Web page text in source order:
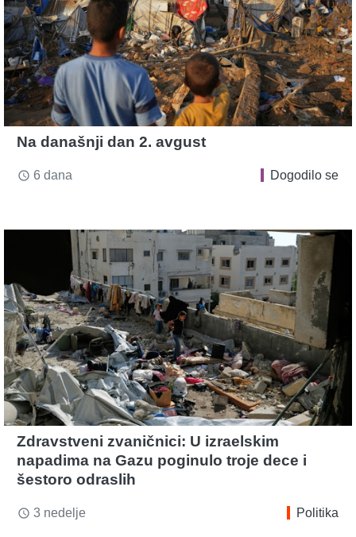
Na današnji dan 2. avgust
access_time 6 dana Dogodilo se
Zdravstveni zvaničnici: U izraelskim
napadima na Gazu poginulo troje dece i
šestoro odraslih
access_time 3 nedelje Politika